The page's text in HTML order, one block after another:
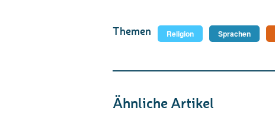
Themen Religion Sprachen
Ähnliche Artikel